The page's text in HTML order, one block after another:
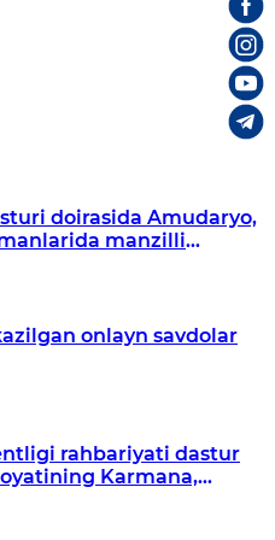
doirasida Amudaryo,
manzilli
onlayn savdolar
rahbariyati dastur
Karmana,